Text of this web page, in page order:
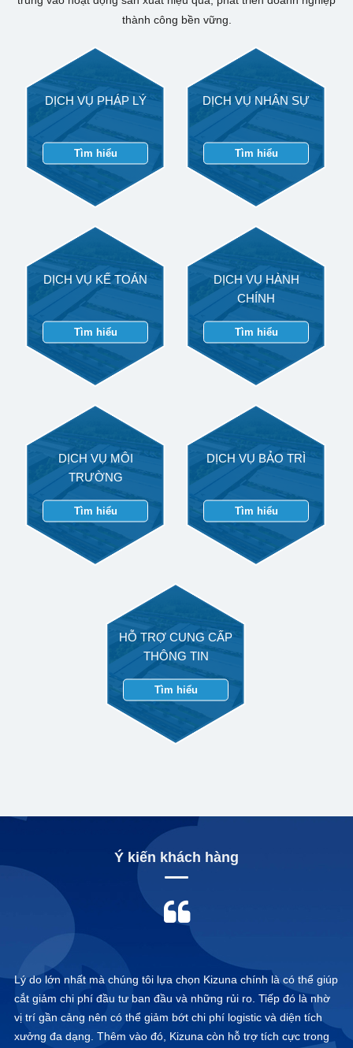
thành công bền vững.
DỊCH VỤ PHÁP LÝ
Tìm hiểu
DỊCH VỤ NHÂN SỰ
Tìm hiểu
DỊCH VỤ KẾ TOÁN
Tìm hiểu
DỊCH VỤ HÀNH
CHÍNH
Tìm hiểu
DỊCH VỤ MÔI
TRƯỜNG
Tìm hiểu
DỊCH VỤ BẢO TRÌ
Tìm hiểu
HỖ TRỢ CUNG CẤP
THÔNG TIN
Tìm hiểu
Ý kiến khách hàng
Trụ sở chính của Ricoh Việt Nam đặt tại TP HCM, ngoài ra, nhu
cầu về các sản phẩm của chúng tôi ở HCM rất lớn, do đó chúng
tôi quyết định thành lập nhà máy tại KIZUNA - Long An. Trong
thời gian bắt đầu hoạt động, chúng tôi đã nhận được rất nhiều
Previous